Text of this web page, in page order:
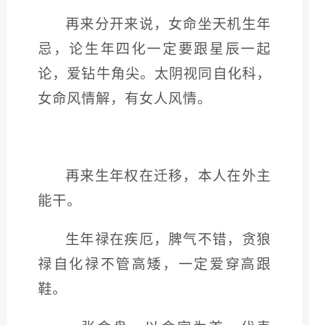
再来分开来说，女命坐天机生年
忌，论生年四化一定要跟星辰一起
论，爱钻牛角尖。太阴视同自化科，
女命风情解，有女人风情。
再来生年权在迁移，本人在外主
能干。
生年禄在疾厄，脾气不错，贪狼
禄自化禄不管高矮，一定爱穿高跟
鞋。